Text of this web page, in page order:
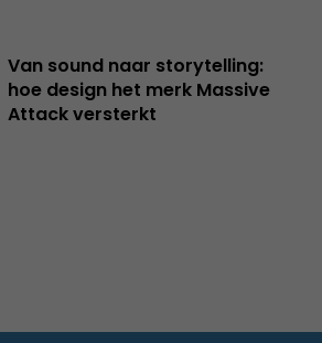
Van sound naar storytelling:
hoe design het merk Massive
Attack versterkt